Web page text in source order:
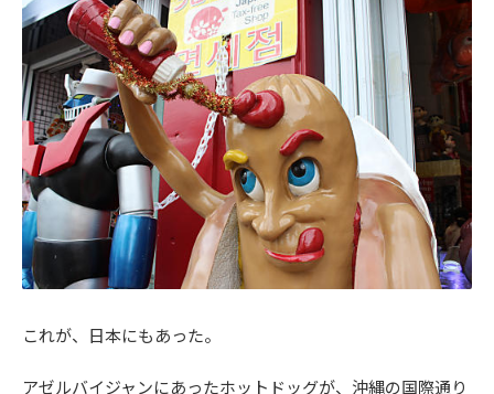
これが、日本にもあった。
アゼルバイジャンにあったホットドッグが、沖縄の国際通り